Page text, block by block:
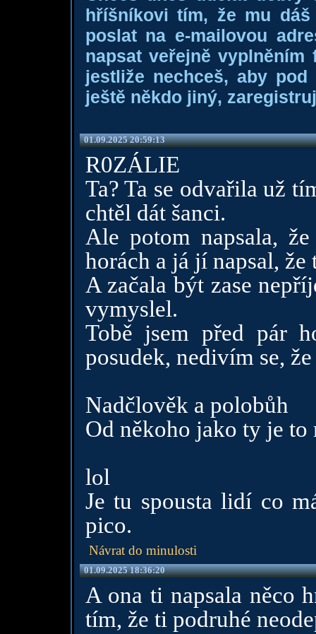
hříšníkovi tím, že mu
poslat na e-mailovou
napsat veřejně
jestliže nechceš, aby
ještě někdo jiný,
01.09.2025 20:59:13
R0ZÁLIE
Ta? Ta se odvařila už
chtěl dát šanci.
Ale potom napsala,
horách a já jí napsal,
A začala být zase
vymyslel.
Tobě jsem před pár
posudek, nedivím se,
Nadčlověk a polobůh
Od někoho jako ty je to
lol
Je tu spousta lidí co
pico.
Návrat do minulosti
01.09.2025 18:36:20
A ona ti napsala něco
tím, že ti podruhé